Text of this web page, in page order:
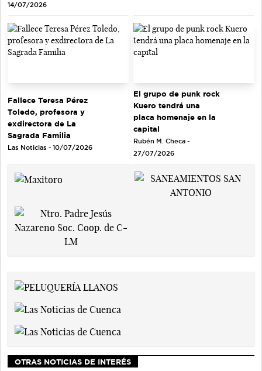
14/07/2026
Fallece Teresa Pérez
Toledo, profesora y
exdirectora de La
Sagrada Familia
Las Noticias - 10/07/2026
El grupo de punk rock
Kuero tendrá una
placa homenaje en la
capital
Rubén M. Checa -
27/07/2026
OTRAS NOTICIAS DE INTERÉS